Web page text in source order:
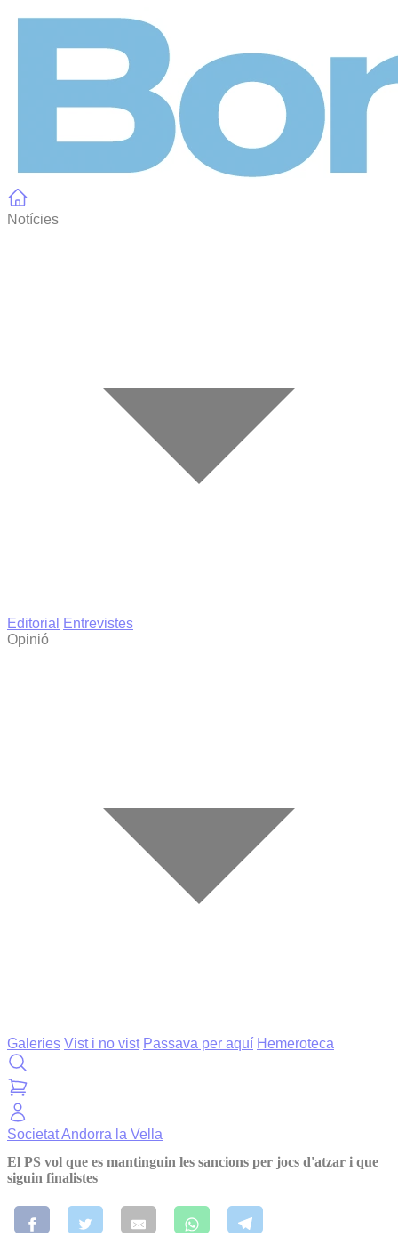
Notícies
Editorial
Entrevistes
Opinió
Galeries Vist i no vist Passava per aquí Hemeroteca
SocietatAndorra la Vella
El PS vol que es mantinguin les sancions per jocs d'atzar i que
siguin finalistes